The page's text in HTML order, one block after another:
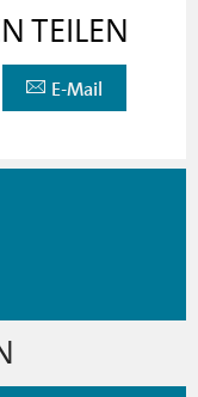
TEILEN
E-Mail